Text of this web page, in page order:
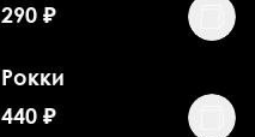
290 ₽
Рокки
440 ₽